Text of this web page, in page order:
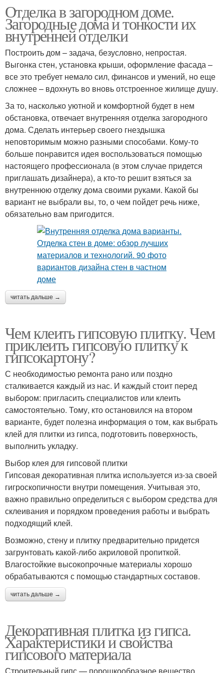
Отделка в загородном доме.
Загородные дома и тонкости их
внутренней отделки
Построить дом – задача, безусловно, непростая.
Выгонка стен, установка крыши, оформление фасада –
все это требует немало сил, финансов и умений, но еще
сложнее – вдохнуть во вновь отстроенное жилище душу.
За то, насколько уютной и комфортной будет в нем
обстановка, отвечает внутренняя отделка загородного
дома. Сделать интерьер своего гнездышка
неповторимым можно разными способами. Кому-то
больше понравится идея воспользоваться помощью
настоящего профессионала (в этом случае придется
приглашать дизайнера), а кто-то решит взяться за
внутреннюю отделку дома своими руками. Какой бы
вариант не выбрали вы, то, о чем пойдет речь ниже,
обязательно вам пригодится.
читать дальше →
Чем клеить гипсовую плитку. Чем
приклеить гипсовую плитку к
гипсокартону?
С необходимостью ремонта рано или поздно
сталкивается каждый из нас. И каждый стоит перед
выбором: пригласить специалистов или клеить
самостоятельно. Тому, кто остановился на втором
варианте, будет полезна информация о том, как выбрать
клей для плитки из гипса, подготовить поверхность,
выполнить укладку.
Выбор клея для гипсовой плитки
Гипсовая декоративная плитка используется из-за своей
гигроскопичности внутри помещения. Учитывая это,
важно правильно определиться с выбором средства для
склеивания и порядком проведения работы и выбрать
подходящий клей.
Возможно, стену и плитку предварительно придется
загрунтовать какой-либо акриловой пропиткой.
Влагостойкие высокопрочные материалы хорошо
обрабатываются с помощью стандартных составов.
читать дальше →
Декоративная плитка из гипса.
Характеристики и свойства
гипсового материала